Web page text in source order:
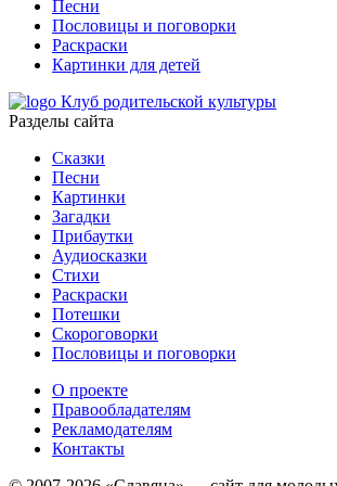
Песни
Пословицы и поговорки
Раскраски
Картинки для детей
Клуб родительской культуры
Разделы сайта
Сказки
Песни
Картинки
Загадки
Прибаутки
Аудиосказки
Стихи
Раскраски
Потешки
Скороговорки
Пословицы и поговорки
О проекте
Правообладателям
Рекламодателям
Контакты